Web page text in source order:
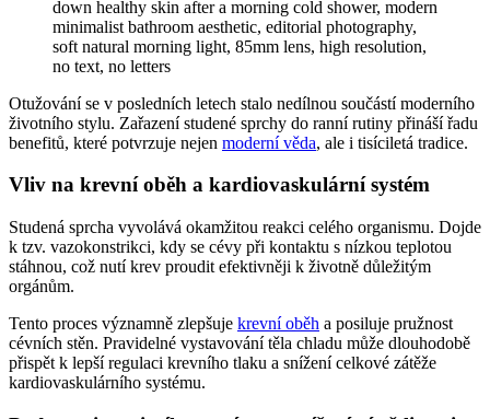
Otužování se v posledních letech stalo nedílnou součástí moderního
životního stylu. Zařazení studené sprchy do ranní rutiny přináší řadu
benefitů, které potvrzuje nejen moderní věda, ale i tisíciletá tradice.
Vliv na krevní oběh a kardiovaskulární systém
Studená sprcha vyvolává okamžitou reakci celého organismu. Dojde
k tzv. vazokonstrikci, kdy se cévy při kontaktu s nízkou teplotou
stáhnou, což nutí krev proudit efektivněji k životně důležitým
orgánům.
Tento proces významně zlepšuje krevní oběh a posiluje pružnost
cévních stěn. Pravidelné vystavování těla chladu může dlouhodobě
přispět k lepší regulaci krevního tlaku a snížení celkové zátěže
kardiovaskulárního systému.